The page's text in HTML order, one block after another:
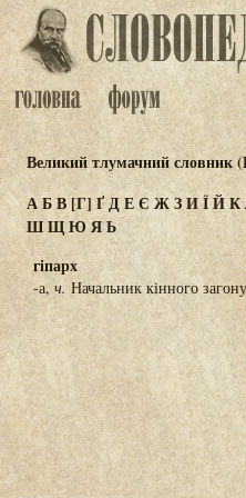
Великий тлумачний словник
АБВ[Г] ҐДЕЄ ЖЗИЇЙК
ШЩЮЯЬ
гіпарх
-а, ч. Начальник кінного